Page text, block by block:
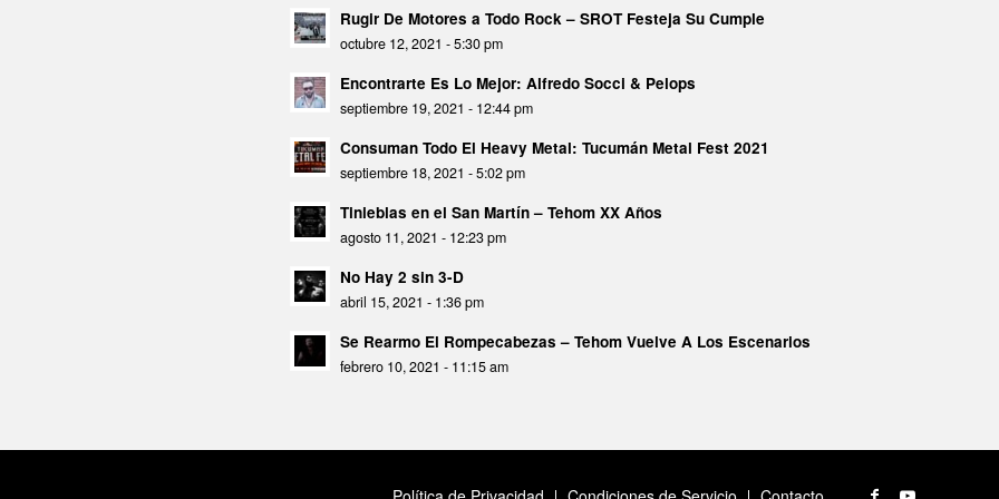
Rugir De Motores a Todo Rock – SROT Festeja Su Cumple
octubre 12, 2021 - 5:30 pm
Encontrarte Es Lo Mejor: Alfredo Socci & Pelops
septiembre 19, 2021 - 12:44 pm
Consuman Todo El Heavy Metal: Tucumán Metal Fest 2021
septiembre 18, 2021 - 5:02 pm
Tinieblas en el San Martín – Tehom XX Años
agosto 11, 2021 - 12:23 pm
No Hay 2 sin 3-D
abril 15, 2021 - 1:36 pm
Se Rearmo El Rompecabezas – Tehom Vuelve A Los Escenarios
febrero 10, 2021 - 11:15 am